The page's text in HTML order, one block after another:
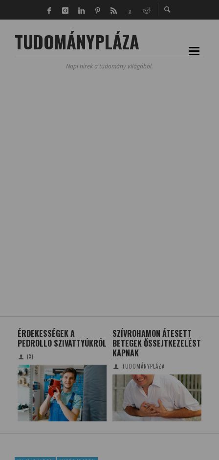
TUDOMÁNYPLÁZA
Napi hírek a tudomány világából.
ÉRDEKESSÉGEK A
PEDROLLO SZIVATTYÚKRÓL
(X)
SZÍVROHAMON ÁTESETT
BETEGEK ŐSSEJTKEZELÉST
KAPNAK
TUDOMÁNYPLÁZA